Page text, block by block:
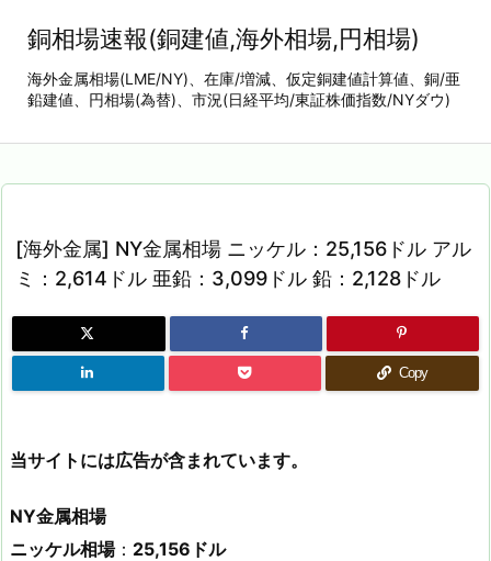
銅相場速報(銅建値,海外相場,円相場)
海外金属相場(LME/NY)、在庫/増減、仮定銅建値計算値、銅/亜
鉛建値、円相場(為替)、市況(日経平均/東証株価指数/NYダウ)
[海外金属] NY金属相場 ニッケル：25,156ドル アル
ミ：2,614ドル 亜鉛：3,099ドル 鉛：2,128ドル
Copy
当サイトには広告が含まれています。
NY金属相場
ニッケル相場： 25,156ドル